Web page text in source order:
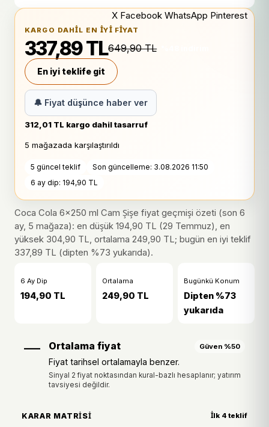
X Facebook WhatsApp Pinterest
KARGO DAHIL EN IYI FIYAT
337,89 TL649,90 TL
En iyi teklife git
🔔 Fiyat düşünce haber ver
312,01 TL kargo dahil tasarruf
5 mağazada karşılaştırıldı
5 güncel teklif
Son güncelleme: 3.08.2026 11:50
6 ay dip: 194,90 TL
Coca Cola 6x250 ml Cam Şişe fiyat geçmişi özeti (son 6
ay, 5 mağaza): en düşük 194,90 TL (29 Temmuz), en
yüksek 304,90 TL, ortalama 249,90 TL; bugün en iyi teklif
337,89 TL (dipten %73 yukarıda).
6 Ay Dip
194,90 TL
Ortalama
249,90 TL
Bugünkü Konum
Dipten %73
yukarıda
— Ortalama fiyat Güven %50
Fiyat tarihsel ortalamayla benzer.
Sinyal 2 fiyat noktasından kural-bazlı hesaplanır; yatırım
tavsiyesi değildir.
KARAR MATRISI İlk 4 teklif